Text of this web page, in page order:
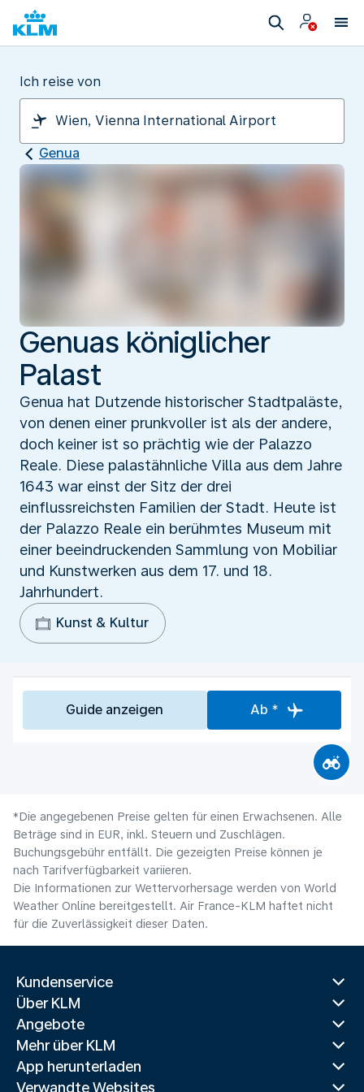
Ich reise von
Genua
Genuas königlicher
Palast
Genua hat Dutzende historischer Stadtpaläste,
von denen einer prunkvoller ist als der andere,
doch keiner ist so prächtig wie der Palazzo
Reale. Diese palastähnliche Villa aus dem Jahre
1643 war einst der Sitz der drei
einflussreichsten Familien der Stadt. Heute ist
der Palazzo Reale ein berühmtes Museum mit
einer beeindruckenden Sammlung von Mobiliar
und Kunstwerken aus dem 17. und 18.
Jahrhundert.
Kunst & Kultur
Guide anzeigen Ab *
*Die angegebenen Preise gelten für einen Erwachsenen. Alle
Beträge sind in EUR, inkl. Steuern und Zuschlägen.
Buchungsgebühr entfällt. Die gezeigten Preise können je
nach Tarifverfügbarkeit variieren.
Die Informationen zur Wettervorhersage werden von World
Weather Online bereitgestellt. Air France-KLM haftet nicht
für die Zuverlässigkeit dieser Daten.
Kundenservice
Über KLM
Angebote
Mehr über KLM
App herunterladen
Verwandte Websites